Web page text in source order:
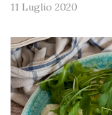
11 Luglio 2020